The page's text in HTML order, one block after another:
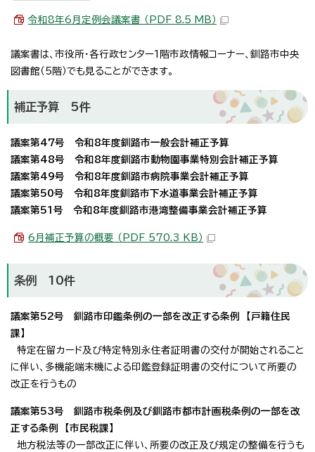
令和8年6月定例会議案書 （PDF 8.5 MB）
議案書は、市役所・各行政センター1階市政情報コーナー、釧路市中央
図書館（5階）でも見ることができます。
補正予算 5件
議案第47号 令和8年度釧路市一般会計補正予算
議案第48号 令和8年度釧路市動物園事業特別会計補正予算
議案第49号 令和8年度釧路市病院事業会計補正予算
議案第50号 令和8年度釧路市下水道事業会計補正予算
議案第51号 令和8年度釧路市港湾整備事業会計補正予算
6月補正予算の概要 （PDF 570.3 KB）
条例 10件
議案第52号 釧路市印鑑条例の一部を改正する条例 【戸籍住民
課】
特定在留カード及び特定特別永住者証明書の交付が開始されること
に伴い、多機能端末機による印鑑登録証明書の交付について所要の
改正を行うもの
議案第53号 釧路市税条例及び釧路市都市計画税条例の一部を改
正する条例 【市民税課】
地方税法等の一部改正に伴い、所要の改正及び規定の整備を行うも